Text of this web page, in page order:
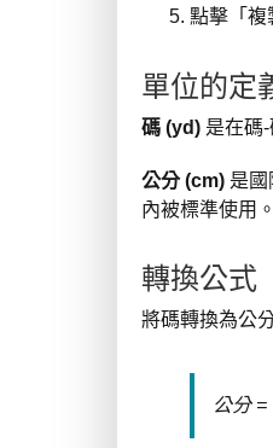
點擊「複
單位的定
碼 (yd) 是在碼
公分 (cm) 是國
內被標準使用。
轉換公式
將碼轉換為公
公分 =